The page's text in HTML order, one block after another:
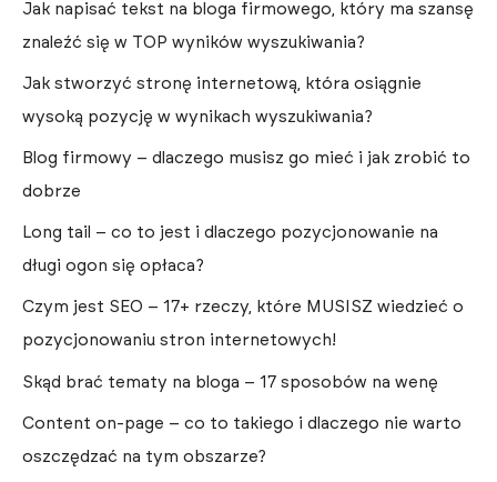
Jak napisać tekst na bloga firmowego, który ma szansę
znaleźć się w TOP wyników wyszukiwania?
Jak stworzyć stronę internetową, która osiągnie
wysoką pozycję w wynikach wyszukiwania?
Blog firmowy – dlaczego musisz go mieć i jak zrobić to
dobrze
Long tail – co to jest i dlaczego pozycjonowanie na
długi ogon się opłaca?
Czym jest SEO – 17+ rzeczy, które MUSISZ wiedzieć o
pozycjonowaniu stron internetowych!
Skąd brać tematy na bloga – 17 sposobów na wenę
Content on-page – co to takiego i dlaczego nie warto
oszczędzać na tym obszarze?